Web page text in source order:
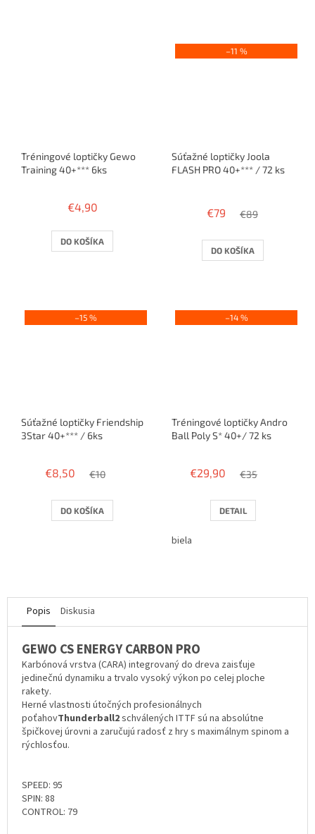
Tréningové loptičky Gewo
Training 40+*** 6ks
€4,90
DO KOŠÍKA
–11 %
Súťažné loptičky Joola
FLASH PRO 40+*** / 72 ks
produktu
3,4
z
€79 €89
DO KOŠÍKA
–15 %
Súťažné loptičky Friendship
3Star 40+*** / 6ks
€8,50 €10
DO KOŠÍKA
–14 %
Tréningové loptičky Andro
Ball Poly S* 40+/ 72 ks
€29,90 €35
DETAIL
biela
Popis Diskusia
GEWO CS ENERGY CARBON PRO
Karbónová vrstva (CARA) integrovaný do dreva zaisťuje
jedinečnú dynamiku a trvalo vysoký výkon po celej ploche
rakety.
Herné vlastnosti útočných profesionálnych
poťahovThunderball2schválených ITTF sú na absolútne
špičkovej úrovni a zaručujú radosť z hry s maximálnym spinom a
rýchlosťou.
SPEED: 95
SPIN: 88
CONTROL: 79